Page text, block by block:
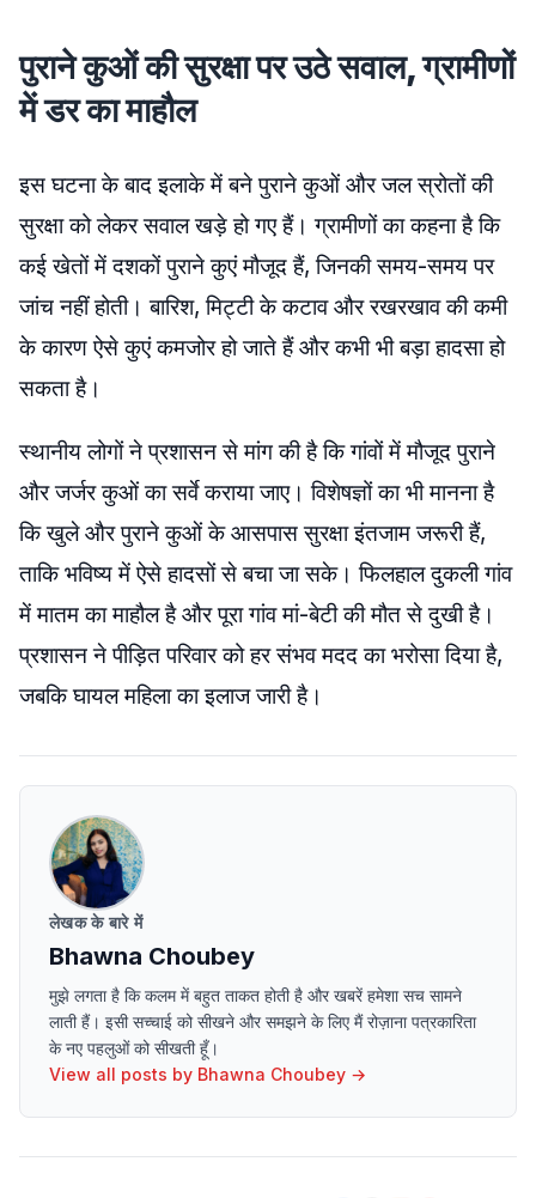
पुराने कुओं की सुरक्षा पर उठे सवाल, ग्रामीणों
में डर का माहौल
इस घटना के बाद इलाके में बने पुराने कुओं और जल स्रोतों की
सुरक्षा को लेकर सवाल खड़े हो गए हैं। ग्रामीणों का कहना है कि
कई खेतों में दशकों पुराने कुएं मौजूद हैं, जिनकी समय-समय पर
जांच नहीं होती। बारिश, मिट्टी के कटाव और रखरखाव की कमी
के कारण ऐसे कुएं कमजोर हो जाते हैं और कभी भी बड़ा हादसा हो
सकता है।
स्थानीय लोगों ने प्रशासन से मांग की है कि गांवों में मौजूद पुराने
और जर्जर कुओं का सर्वे कराया जाए। विशेषज्ञों का भी मानना है
कि खुले और पुराने कुओं के आसपास सुरक्षा इंतजाम जरूरी हैं,
ताकि भविष्य में ऐसे हादसों से बचा जा सके। फिलहाल दुकली गांव
में मातम का माहौल है और पूरा गांव मां-बेटी की मौत से दुखी है।
प्रशासन ने पीड़ित परिवार को हर संभव मदद का भरोसा दिया है,
जबकि घायल महिला का इलाज जारी है।
लेखक के बारे में
Bhawna Choubey
मुझे लगता है कि कलम में बहुत ताकत होती है और खबरें हमेशा सच सामने
लाती हैं। इसी सच्चाई को सीखने और समझने के लिए मैं रोज़ाना पत्रकारिता
के नए पहलुओं को सीखती हूँ।
View all posts by Bhawna Choubey →